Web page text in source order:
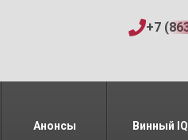
+7
Анонсы Винный IQ